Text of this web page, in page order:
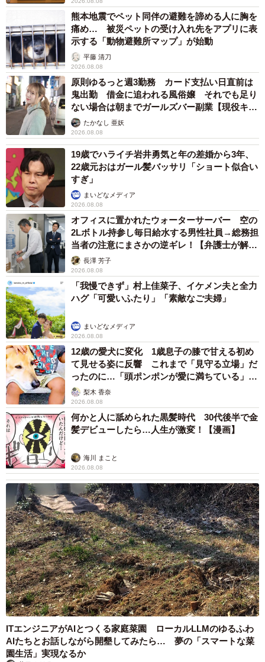
「彼らは子どもがいる場所にいてもおかしくないよう必ず
擬態しています。だから勘違いかもと思われるかもしれま
せんが、感じた直感を信じてください」
熊本地震でペット同伴の避難を諦める人に胸を
痛め… 被災ペットの受け入れ先をアプリに表
示する「動物避難所マップ」が始動
平藤 清刀
2026.08.08
原則ゆるっと週3勤務 カード支払い日直前は
鬼出勤 借金に追われる風俗嬢 それでも足り
ない場合は朝までガールズバー副業【現役キャ
ストに取材】
たかなし 亜妖
2026.08.08
19歳でハライチ岩井勇気と年の差婚から3年、
22歳元おはガール髪バッサリ「ショート似合い
すぎ」
まいどなメディア
2026.08.08
オフィスに置かれたウォーターサーバー 空の
2Lボトル持参し毎日給水する男性社員→総務担
当者の注意にまさかの逆ギレ！【弁護士が解
説】長澤 芳子
2026.08.08
「我慢できず」村上佳菜子、イケメン夫と全力
ハグ「可愛いふたり」「素敵なご夫婦」
まいどなメディア
2026.08.08
12歳の愛犬に変化 1歳息子の膝で甘える初め
て見せる姿に反響 これまで「見守る立場」だ
ったのに…「頭ポンポンが愛に満ちている」
「尊…」
梨木 香奈
2026.08.08
何かと人に舐められた黒髪時代 30代後半で金
髪デビューしたら…人生が激変！【漫画】
海川 まこと
2026.08.08
ITエンジニアがAIとつくる家庭菜園 ローカルLLMのゆるふわ
AIたちとお話しながら開墾してみたら… 夢の「スマートな菜
園生活」実現なるか